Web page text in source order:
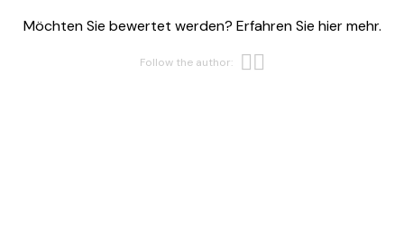
Möchten Sie bewertet werden? Erfahren Sie hier mehr.
Follow the author: Opens new